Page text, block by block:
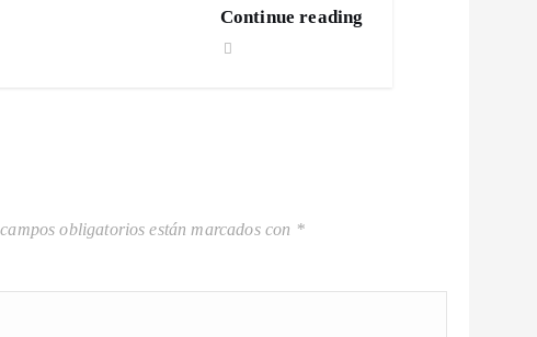
Continue reading
obligatorios están marcados con *